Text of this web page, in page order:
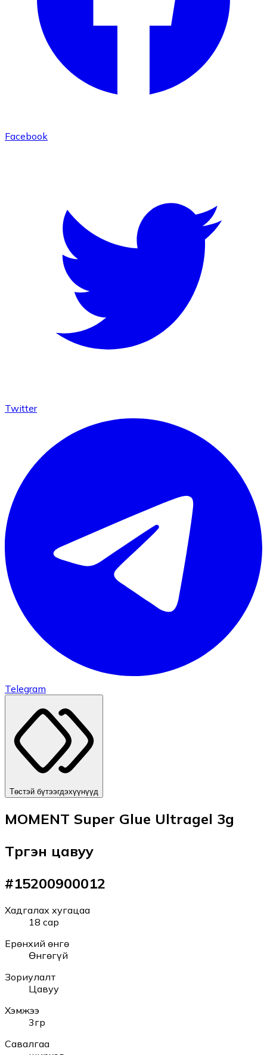
Facebook
Twitter
Telegram
Төстэй бүтээгдэхүүнүүд
MOMENT Super Glue Ultragel 3g
Түргэн цавуу
#15200900012
Хадгалах хугацаа
18 сар
Ерөнхий өнгө
Өнгөгүй
Зориулалт
Цавуу
Хэмжээ
3гр
Савалгаа